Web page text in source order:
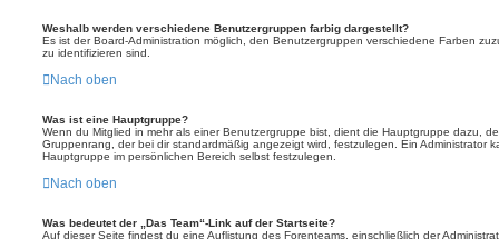
Weshalb werden verschiedene Benutzergruppen farbig dargestellt?
Es ist der Board-Administration möglich, den Benutzergruppen verschiedene Farben
zu identifizieren sind.
Nach oben
Was ist eine Hauptgruppe?
Wenn du Mitglied in mehr als einer Benutzergruppe bist, dient die Hauptgruppe dazu,
Gruppenrang, der bei dir standardmäßig angezeigt wird, festzulegen. Ein Administrator
Hauptgruppe im persönlichen Bereich selbst festzulegen.
Nach oben
Was bedeutet der „Das Team“-Link auf der Startseite?
Auf dieser Seite findest du eine Auflistung des Forenteams, einschließlich der